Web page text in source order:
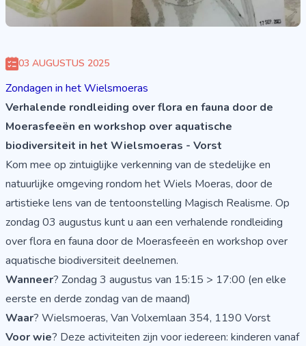
03 AUGUSTUS 2025
Zondagen in het Wielsmoeras
Verhalende rondleiding over flora en fauna door de
Moerasfeeën en workshop over aquatische
biodiversiteit in het Wielsmoeras - Vorst
Kom mee op zintuiglijke verkenning van de stedelijke en
natuurlijke omgeving rondom het Wiels Moeras, door de
artistieke lens van de tentoonstelling Magisch Realisme. Op
zondag 03 augustus kunt u aan een verhalende rondleiding
over flora en fauna door de Moerasfeeën en workshop over
aquatische biodiversiteit deelnemen.
Wanneer? Zondag 3 augustus van 15:15 > 17:00 (en elke
eerste en derde zondag van de maand)
Waar? Wielsmoeras, Van Volxemlaan 354, 1190 Vorst
Voor wie? Deze activiteiten zijn voor iedereen: kinderen vanaf